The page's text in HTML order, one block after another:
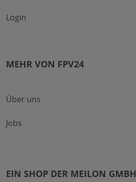
Login
MEHR VON FPV24
Über uns
Jobs
EIN SHOP DER MEILON GMBH